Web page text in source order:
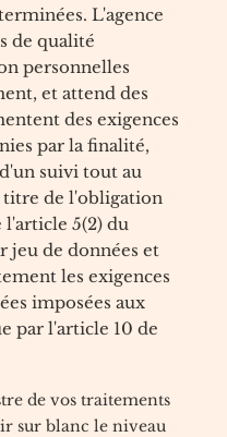
L'agence
de qualité
personnelles
et attend des
des exigences
par la finalité,
suivi tout au
de l'obligation
l'article 5(2) du
jeu de données et
les exigences
imposées aux
par l'article 10 de
de vos traitements
sur blanc le niveau